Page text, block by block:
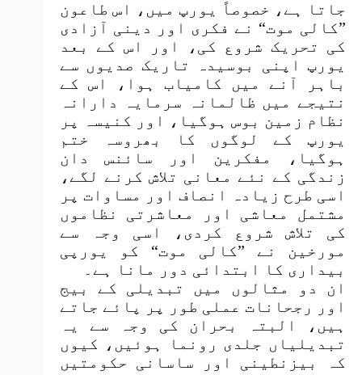
جاتا ہے، خصوصاً یورپ میں، اس طاعون
”کالی موت“ نے فکری اور دینی آزادی
کی تحریک شروع کی، اور اس کے بعد
یورپ اپنی بوسیدہ تاریک صدیوں سے
باہر آنے میں کامیاب ہوا، اس کے
نتیجے میں ظالمانہ سرمایہ دارانہ
نظام زمین بوس ہوگیا، اور کنیسہ پر
یورپ کے لوگوں کا بھروسہ ختم
ہوگیا، مفکرین اور سائنس دان
زندگی کے نئے معانی تلاش کرنے لگے،
اسی طرح زیادہ انصاف اور مساوات پر
مشتمل معاشی اور معاشرتی نظاموں
کی تلاش شروع کردی، اسی وجہ سے
مورخین نے ”کالی موت“ کو یورپی
بیداری کا ابتدائی دور مانا ہے۔
ان دو مثالوں میں تبدیلی کے بیج
اور رجحانات عملی طور پر پائے جاتے
ہیں، البتہ بحران کی وجہ سے یہ
تبدیلیاں جلدی رونما ہوئیں، کیوں
کہ بیزنطینی اور ساسانی حکومتیں